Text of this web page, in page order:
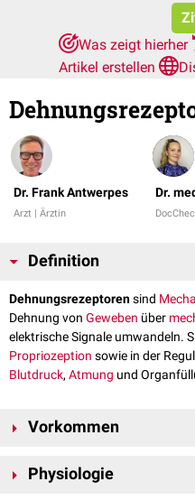
Was zeigt hierher
Artikel erstellen
Dr. Frank Antwerpes
Arzt | Ärztin
Dr.
Definition
Dehnungsrezeptorensind
Dehnung von Geweben über
elektrische Signale umwandeln.
Propriozeption sowie in der
Blutdruck, Atmung und
Vorkommen
kontinuierliche Messung der
Physiologie